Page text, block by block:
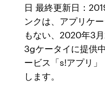
日 最終更新日：
ンクは、アプリケ
もない、2020年3
3gケータイに提供
ービス「s!アプリ
します。